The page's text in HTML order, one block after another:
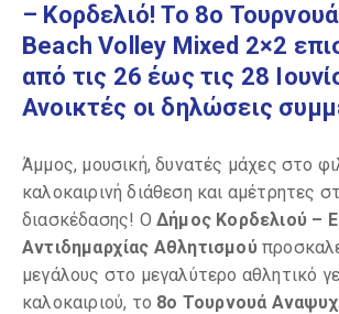
– Κορδελιό! Το 8ο
Beach Volley Mixed 2×2
από τις 26 έως τις 28
Ανοικτές οι δηλώσεις
Άμμος, μουσική, δυνατές μάχες στο
καλοκαιρινή διάθεση και αμέτρητες
διασκέδασης! Ο Δήμος Κορδελιού –
Αντιδημαρχίας Αθλητισμού
μεγάλους στο μεγαλύτερο αθλητικό
καλοκαιριού, το 8ο Τουρνουά